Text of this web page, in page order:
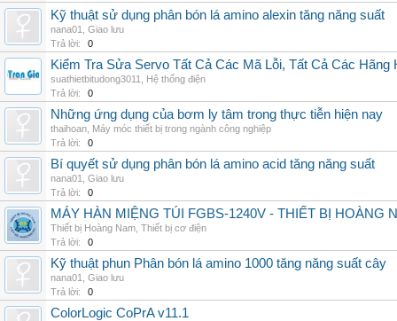
Kỹ thuật sử dụng phân bón lá amino alexin tăng năng suất
nana01
Giao lưu
Trả lời:
0
Kiểm Tra Sửa Servo Tất Cả Các Mã Lỗi, Tất Cả Các Hãng
suathietbitudong3011
Hệ thống điện
Trả lời:
0
Những ứng dụng của bơm ly tâm trong thực tiễn hiện nay
thaihoan Máy móc thiết bị trong ngành công nghiệp
Trả lời:
0
Bí quyết sử dụng phân bón lá amino acid tăng năng suất
nana01
Giao lưu
Trả lời:
0
MÁY HÀN MIỆNG TÚI FGBS-1240V - THIẾT BỊ HOÀNG
Thiết bị Hoàng Nam Thiết bị cơ điện
Trả lời:
0
Kỹ thuật phun Phân bón lá amino 1000 tăng năng suất cây
nana01
Giao lưu
Trả lời:
0
ColorLogic CoPrA v11.1